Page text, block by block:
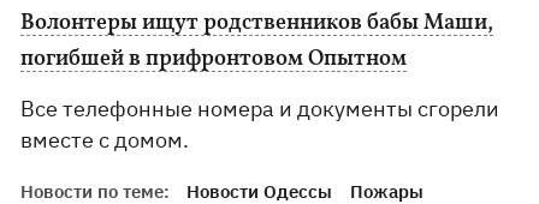
Волонтеры ищут родственников бабы Маши,
погибшей в прифронтовом Опытном
Все телефонные номера и документы сгорели
вместе с домом.
Новости по теме: Новости Одессы Пожары